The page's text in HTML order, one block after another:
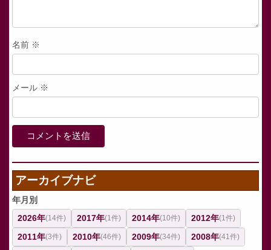
名前 ※
メール ※
アーカイブナビ
年月別
2026年(14件) 2017年(1件) 2014年(10件) 2012年(1件)
2011年(3件) 2010年(46件) 2009年(34件) 2008年(41件)